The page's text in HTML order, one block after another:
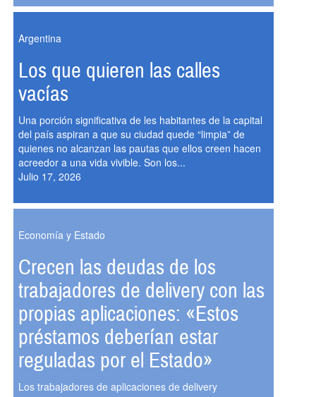
Argentina
Los que quieren las calles
vacías
Una porción significativa de les habitantes de la capital
del país aspiran a que su ciudad quede “limpia” de
quienes no alcanzan las pautas que ellos creen hacen
acreedor a una vida vivible. Son los...
Julio 17, 2026
Economía y Estado
Crecen las deudas de los
trabajadores de delivery con las
propias aplicaciones: «Estos
préstamos deberían estar
reguladas por el Estado»
Los trabajadores de aplicaciones de delivery